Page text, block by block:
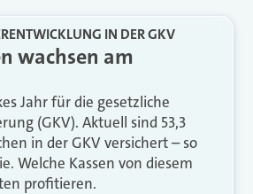
IN DER GKV
wachsen am
Jahr für die gesetzliche
(GKV). Aktuell sind 53,3
in der GKV versichert – so
Welche Kassen von diesem
profitieren.